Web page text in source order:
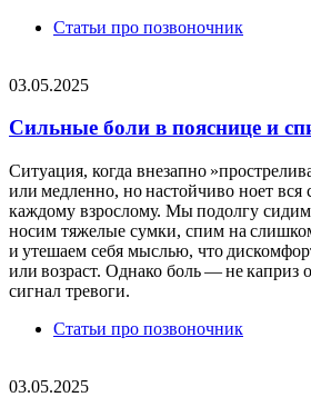
Статьи про позвоночник
03.05.2025
Сильные боли в пояснице и
Ситуация, когда внезапно
или медленно, но настойчиво ноет вся
каждому взрослому. Мы подолгу
носим тяжелые сумки, спим на
и утешаем себя мыслью, что
или возраст. Однако боль — не каприз
сигнал тревоги.
Статьи про позвоночник
03.05.2025